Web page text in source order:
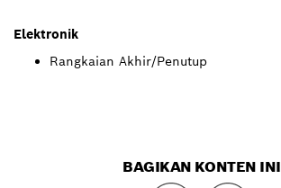
Elektronik
Rangkaian Akhir/Penutup
BAGIKAN KONTEN INI